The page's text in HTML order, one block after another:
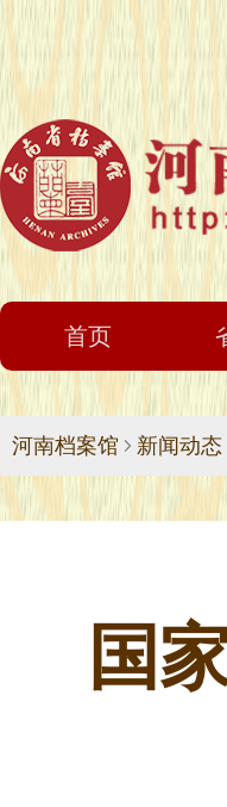
首页
河南档案馆 新闻动态
国